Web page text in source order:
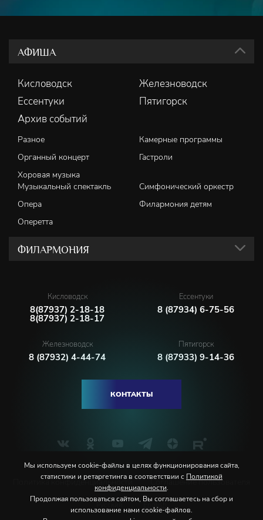
АФИША
Кисловодск
Железноводск
Ессентуки
Пятигорск
Архив событий
Разное
Камерные программы
Органный концерт
Гастроли
Хоровая музыка
Музыкальный спектакль
Симфонический оркестр
Опера
Филармония детям
Оперетта
ФИЛАРМОНИЯ
Кисловодск
8(87937) 2-18-18
8(87937) 2-18-17
Ессентуки
8 (87934) 6-75-56
Железноводск
8 (87932) 4-44-74
Пятигорск
8 (87933) 9-14-36
КОНТАКТЫ
Политика конфиденциальности Соглашение пользователя
Мы используем cookie-файлы в целях функционирования сайта,
статистики и ретаргетинга в соответствии с Политикой
конфиденциальности.
Продолжая пользоваться сайтом, Вы соглашаетесь на сбор и
использование нами cookie-файлов.